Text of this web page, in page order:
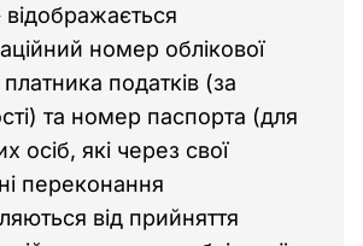
відображається
номер облікової
податків (за
та номер паспорта (для
осіб, які через свої
переконання
від прийняття